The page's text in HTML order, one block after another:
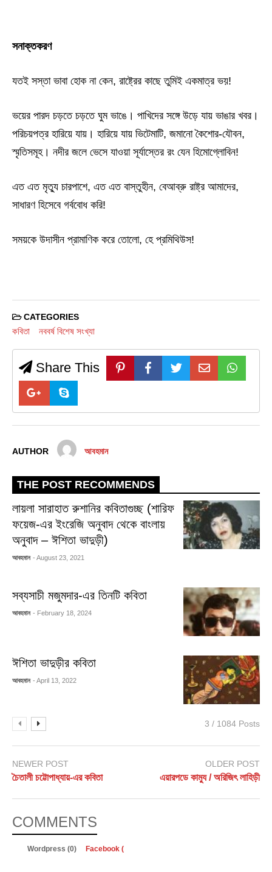
সনাক্তকরণ
যতই সস্তা ভাবা হোক না কেন, রাষ্ট্রের কাছে তুমিই একমাত্র ভয়!
ভয়ের পারদ চড়তে চড়তে ঘুম ভাঙে। পাখিদের সঙ্গে উড়ে যায় ভাঙার খবর।
পরিচয়পত্র হারিয়ে যায়। হারিয়ে যায় ভিটেমাটি, জমানো কৈশোর-যৌবন,
স্মৃতিসমূহ। নদীর জলে ভেসে যাওয়া সূর্যাস্তের রং যেন হিমোগ্লোবিন!
এত এত মৃত্যু চারপাশে, এত এত বাস্তুহীন, বেআব্রু রাষ্ট্র আমাদের,
সাধারণ হিসেবে গর্ববোধ করি!
সময়কে উদাসীন প্রামাণিক করে তোলো, হে প্রমিথিউস!
CATEGORIES
কবিতা নববর্ষ বিশেষ সংখ্যা
Share This
AUTHOR আবহমান
THE POST RECOMMENDS
লায়লা সারাহাত রুশানির কবিতাগুচ্ছ (শারিফ
ফয়েজ-এর ইংরেজি অনুবাদ থেকে বাংলায়
অনুবাদ – ঈশিতা ভাদুড়ী)
আবহমান - August 23, 2021
সব্যসাচী মজুমদার-এর তিনটি কবিতা
আবহমান - February 18, 2024
ঈশিতা ভাদুড়ীর কবিতা
আবহমান - April 13, 2022
3 / 1084 Posts
NEWER POST
চৈতালী চট্টোপাধ্যায়-এর কবিতা
OLDER POST
এয়ারপডে কাম্যু / অরিজিৎ লাহিড়ী
COMMENTS
Wordpress (0) Facebook (